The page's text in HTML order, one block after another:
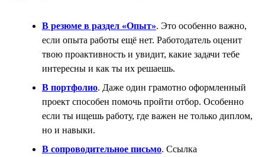
В резюме в раздел «Опыт». Это особенно важно,
если опыта работы ещё нет. Работодатель оценит
твою проактивность и увидит, какие задачи тебе
интересны и как ты их решаешь.
В портфолио. Даже один грамотно оформленный
проект способен помочь пройти отбор. Особенно
если ты ищешь работу, где важен не только диплом,
но и навыки.
В сопроводительное письмо. Ссылка